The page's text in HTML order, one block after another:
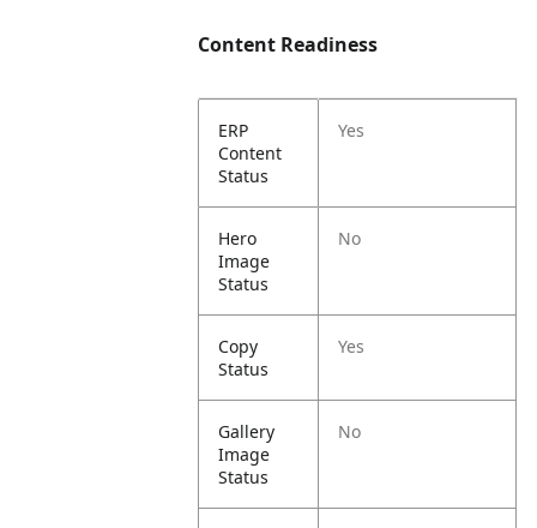
Content Readiness
ERP
Content
Status
Yes
Hero
Image
Status
No
Copy
Status
Yes
Gallery
Image
Status
No